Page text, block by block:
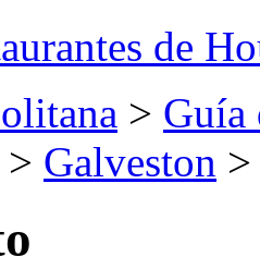
de
> Guía
> Galveston